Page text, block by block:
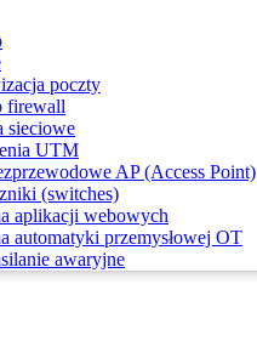
poczty
firewall
sieciowe
UTM
AP (Access Point)
(switches)
aplikacji webowych
automatyki przemysłowej OT
awaryjne